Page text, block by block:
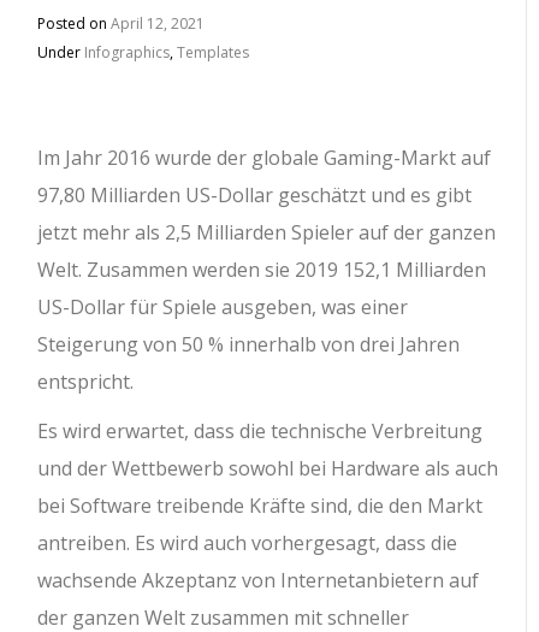
Posted onApril 12, 2021
Under Infographics,Templates
Im Jahr 2016 wurde der globale Gaming-Markt auf
97,80 Milliarden US-Dollar geschätzt und es gibt
jetzt mehr als 2,5 Milliarden Spieler auf der ganzen
Welt. Zusammen werden sie 2019 152,1 Milliarden
US-Dollar für Spiele ausgeben, was einer
Steigerung von 50 % innerhalb von drei Jahren
entspricht.
Es wird erwartet, dass die technische Verbreitung
und der Wettbewerb sowohl bei Hardware als auch
bei Software treibende Kräfte sind, die den Markt
antreiben. Es wird auch vorhergesagt, dass die
wachsende Akzeptanz von Internetanbietern auf
der ganzen Welt zusammen mit schneller